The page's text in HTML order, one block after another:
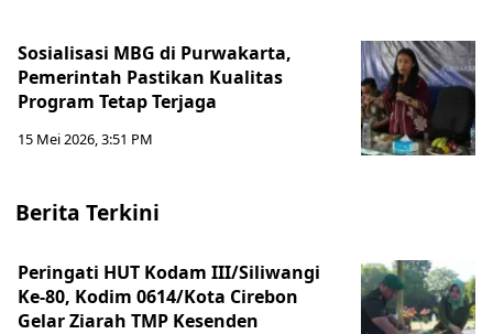
Sosialisasi MBG di Purwakarta,
Pemerintah Pastikan Kualitas
Program Tetap Terjaga
15 Mei 2026, 3:51 PM
Berita Terkini
Peringati HUT Kodam III/Siliwangi
Ke-80, Kodim 0614/Kota Cirebon
Gelar Ziarah TMP Kesenden